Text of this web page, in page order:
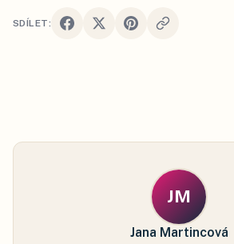
SDÍLET:
JM
Jana Martincová